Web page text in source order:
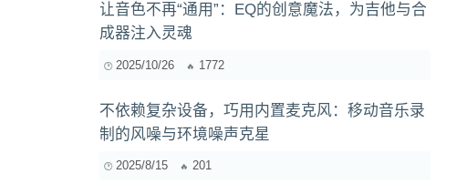
让音色不再“通用”：EQ的创意魔法，为吉他与合
成器注入灵魂
2025/10/26 1772
不依赖复杂设备，巧用内置麦克风：移动音乐录
制的风噪与环境噪声克星
2025/8/15 201